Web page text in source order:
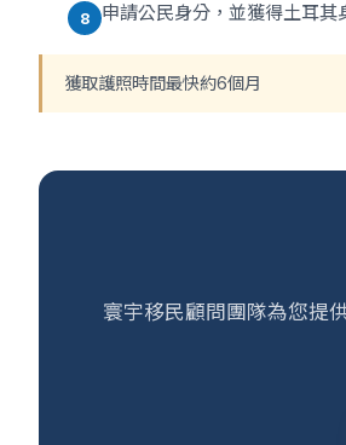
8 申請公民身分，並獲得土耳其
獲取護照時間最快約6個月
寰宇移民顧問團隊為您提